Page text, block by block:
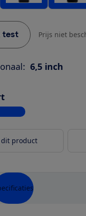
test Prijs niet
6,5 inch
product